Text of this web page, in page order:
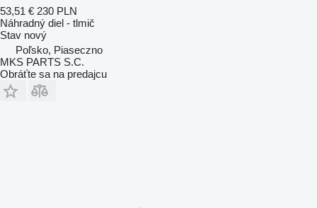
53,51 € 230 PLN
Náhradný diel - tlmič
Stav nový
Poľsko, Piaseczno
MKS PARTS S.C.
Obráťte sa na predajcu